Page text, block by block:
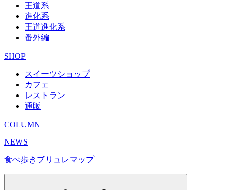
王道系
進化系
王道進化系
番外編
SHOP
スイーツショップ
カフェ
レストラン
通販
COLUMN
NEWS
食べ歩きブリュレマップ